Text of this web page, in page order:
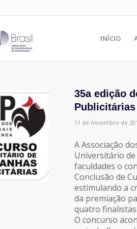
INÍCIO
35a edição
Publicitárias
11 de novembro de
A Associação
Universitário de
faculdades o
Conclusão de
estimulando a
da premiação
quatro finalistas.
O concurso